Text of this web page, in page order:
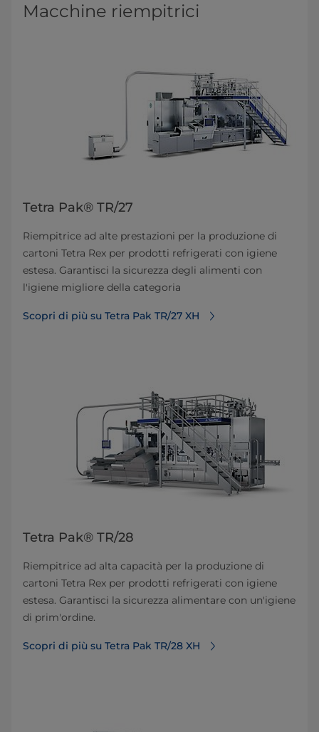
Macchine riempitrici
Tetra Pak® TR/27
Riempitrice ad alte prestazioni per la produzione di
cartoni Tetra Rex per prodotti refrigerati con igiene
estesa. Garantisci la sicurezza degli alimenti con
l'igiene migliore della categoria
Scopri di più su Tetra Pak TR/27 XH
Tetra Pak® TR/28
Riempitrice ad alta capacità per la produzione di
cartoni Tetra Rex per prodotti refrigerati con igiene
estesa. Garantisci la sicurezza alimentare con un'igiene
di prim'ordine.
Scopri di più su Tetra Pak TR/28 XH